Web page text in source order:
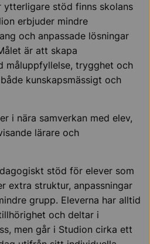
ytterligare stöd finns skolans
erbjuder mindre
och anpassade lösningar
är att skapa
måluppfyllelse, trygghet och
kunskapsmässigt och
i nära samverkan med elev,
lärare och
stöd för elever som
extra struktur, anpassningar
grupp. Eleverna har alltid
och deltar i
men går i Studion cirka ett